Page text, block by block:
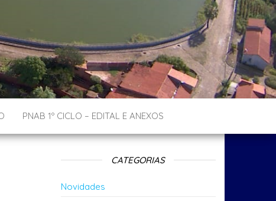
PNAB 1º CICLO – EDITAL E ANEXOS
CATEGORIAS
Novidades